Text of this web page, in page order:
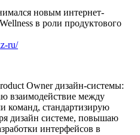
новым интернет-
в роли продуктового
ru/
Owner дизайн-системы:
взаимодействие между
команд, стандартизирую
дизайн системе, повышаю
интерфейсов в